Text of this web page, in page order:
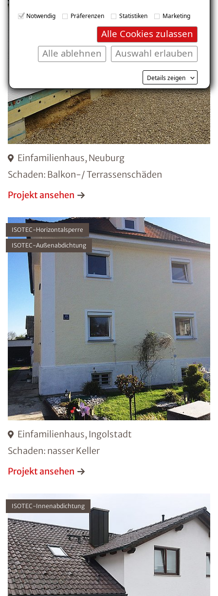
Notwendig Präferenzen Statistiken Marketing
Alle Cookies zulassen
Auswahl erlauben
Alle ablehnen
Details zeigen
Einfamilienhaus, Neuburg
Schaden: Balkon-/ Terrassenschäden
Projekt ansehen
Einfamilienhaus, Ingolstadt
Schaden: nasser Keller
ISOTEC-Horizontalsperre
ISOTEC-Außenabdichtung
Projekt ansehen
ISOTEC-Innenabdichtung